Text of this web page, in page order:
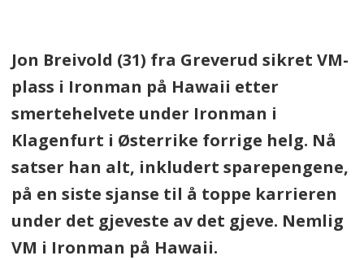
Jon Breivold (31) fra Greverud sikret VM-
plass i Ironman på Hawaii etter
smertehelvete under Ironman i
Klagenfurt i Østerrike forrige helg. Nå
satser han alt, inkludert sparepengene,
på en siste sjanse til å toppe karrieren
under det gjeveste av det gjeve. Nemlig
VM i Ironman på Hawaii.